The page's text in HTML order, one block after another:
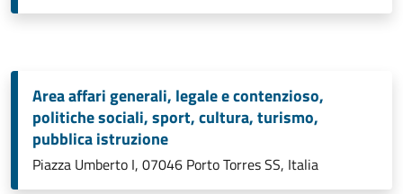
Area affari generali, legale e contenzioso,
politiche sociali, sport, cultura, turismo,
pubblica istruzione
Piazza Umberto I, 07046 Porto Torres SS, Italia